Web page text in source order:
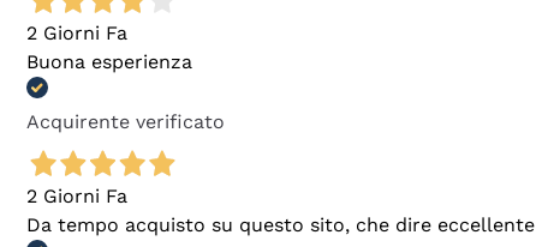
2 Giorni Fa
Buona esperienza
Acquirente verificato
2 Giorni Fa
Da tempo acquisto su questo sito, che dire eccellente